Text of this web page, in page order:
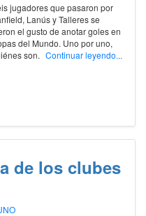
jugadores que pasaron por
Lanús y Talleres se
el gusto de anotar goles en
del Mundo. Uno por uno,
son. Continuar leyendo...
de los clubes